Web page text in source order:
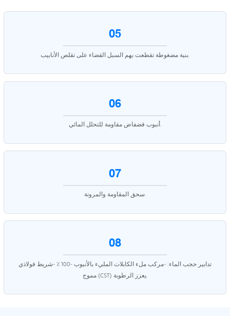
05
بنية مضغوطة تقطعت بهم السبل القضاء على تقلص الأنابيب.
06
أنبوب فضفاض مقاومة للتحلل المائي.
07
سحق المقاومة والمرونة.
08
تدابير حجب الماء: -مركب ملء الكابلات المليء بالأنبوب -100 ٪ -شريط فولاذي
مموج (CST) يعزز الرطوبة.